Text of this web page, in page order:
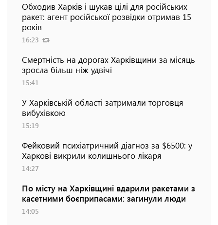
Обходив Харків і шукав цілі для російських
ракет: агент російської розвідки отримав 15
років
16:23
Смертність на дорогах Харківщини за місяць
зросла більш ніж удвічі
15:41
У Харківській області затримали торговця
вибухівкою
15:19
Фейковий психіатричний діагноз за $6500: у
Харкові викрили колишнього лікаря
14:27
По місту на Харківщині вдарили ракетами з
касетними боєприпасами: загинули люди
14:05